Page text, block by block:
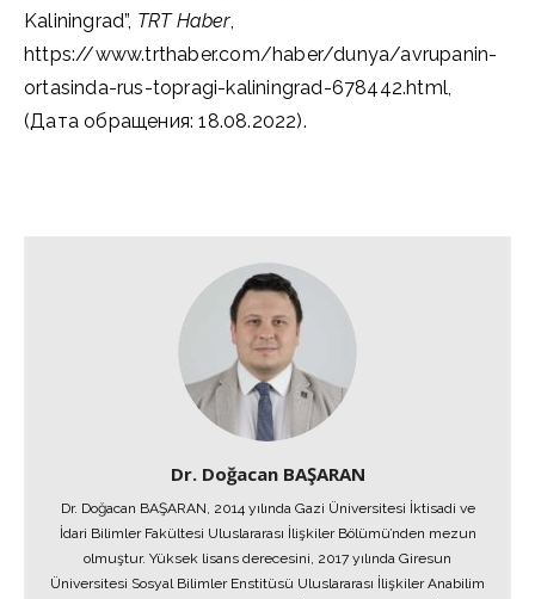
Kaliningrad”, TRT Haber,
https://www.trthaber.com/haber/dunya/avrupanin-
ortasinda-rus-topragi-kaliningrad-678442.html,
(Дата обращения: 18.08.2022).
Dr. Doğacan BAŞARAN
Dr. Doğacan BAŞARAN, 2014 yılında Gazi Üniversitesi İktisadi ve
İdari Bilimler Fakültesi Uluslararası İlişkiler Bölümü’nden mezun
olmuştur. Yüksek lisans derecesini, 2017 yılında Giresun
Üniversitesi Sosyal Bilimler Enstitüsü Uluslararası İlişkiler Anabilim